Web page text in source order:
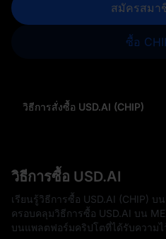
สมัครสมา
ซื้อ
วิธีการสั่งซื้อ USD.AI (CHIP)
วิธีการซื้อ USD.AI
เรียนรู้วิธีการซื้อ USD.AI (CHIP) บ
ครอบคลุมวิธีการซื้อ USD.AI บน
บนแพลตฟอร์มคริปโตที่ได้รับความ